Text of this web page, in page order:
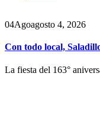
04Agoagosto 4, 2026
Con todo local,
La fiesta del 163°